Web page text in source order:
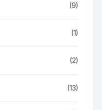
(9)
(1)
(2)
(13)